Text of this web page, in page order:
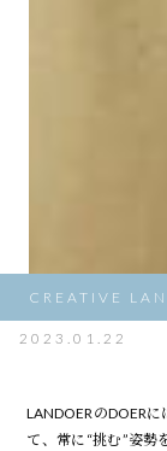
CREATIVE
2023.01.22
LANDOERのDOER
て、常に“挑む”姿勢